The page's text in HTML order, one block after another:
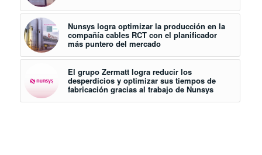
Nunsys logra optimizar la producción en la
compañía cables RCT con el planificador
más puntero del mercado
El grupo Zermatt logra reducir los
desperdicios y optimizar sus tiempos de
fabricación gracias al trabajo de Nunsys